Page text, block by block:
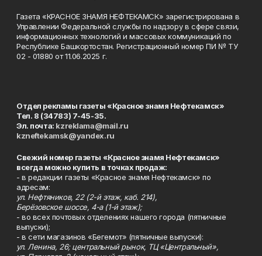
Газета «КРАСНОЕ ЗНАМЯ НЕФТЕКАМСК» зарегистрирована в
Управлении Федеральной службы по надзору в сфере связи,
информационных технологий и массовых коммуникаций по
Республике Башкортостан. Регистрационный номер ПИ № ТУ
02 - 01880 от 11.06.2025 г.
Отдел рекламы газеты «Красное знамя Нефтекамск»
Тел. 8 (34783) 7-45-35.
Эл. почта: kzreklama@mail.ru
kzneftekamsk@yandex.ru
Свежий номер газеты «Красное знамя Нефтекамск»
всегда можно купить в точках продаж:
- в редакции газеты «Красное знамя Нефтекамск» по
адресам:
ул. Нефтяников, 22 (2-й этаж, каб. 214),
Берёзовское шоссе, 4-а (1-й этаж);
- во всех почтовых отделениях нашего города (пятничные
выпуски);
- в сети магазинов «Бегемот» (пятничные выпуски):
ул. Ленина, 26; центральный рынок, ТЦ «Центральный»,